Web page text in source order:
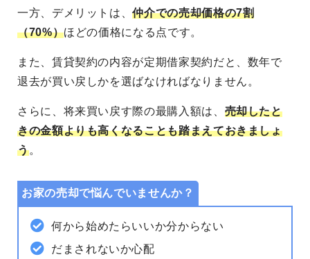
一方、デメリットは、仲介での売却価格の7割
（70%）ほどの価格になる点です。
また、賃貸契約の内容が定期借家契約だと、数年で
退去が買い戻しかを選ばなければなりません。
さらに、将来買い戻す際の最購入額は、 売却したと
きの金額よりも高くなることも踏まえておきましょ
う。
お家の売却で悩んでいませんか？
何から始めたらいいか分からない
だまされないか心配